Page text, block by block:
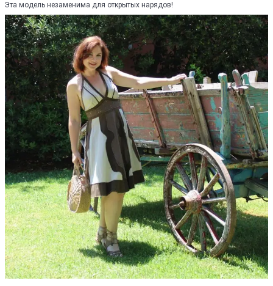
Эта модель незаменима для открытых нарядов!